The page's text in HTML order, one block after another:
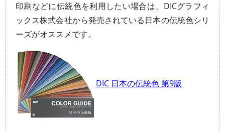
印刷などに伝統色を利用したい場合は、DICグラフィ
ックス株式会社から発売されている日本の伝統色シリ
ーズがオススメです。
DIC 日本の伝統色 第9版